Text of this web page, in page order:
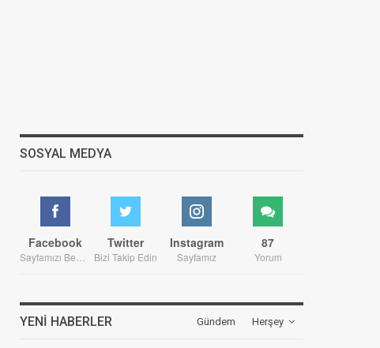
SOSYAL MEDYA
Facebook Twitter
Bizi Takip Edin
Instagram
Sayfamız
87
Yorum
Herşey
YENI HABERLER Gündem